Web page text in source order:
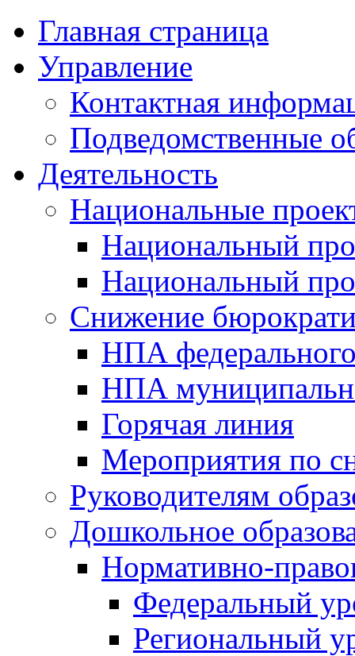
Главная страница
Управление
Контактная
Подведомственные
Деятельность
Национальные
Национальный
Национальный
Снижение
НПА
НПА
Горячая линия
Мероприятия по
Руководителям
Дошкольное
Нормативно-
Федеральный
Региональный